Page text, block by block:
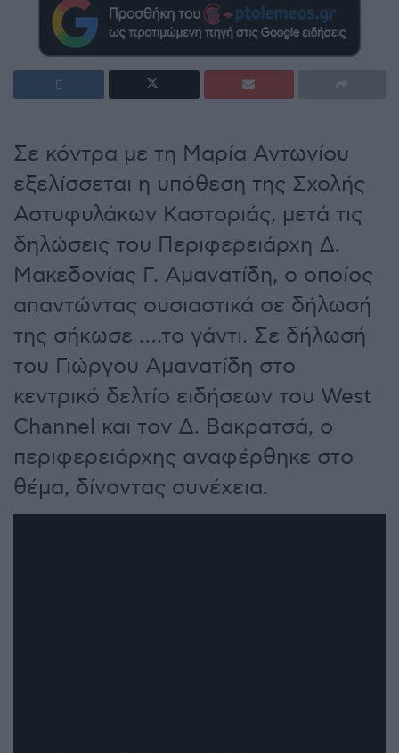
Σε κόντρα με τη Μαρία Αντωνίου
εξελίσσεται η υπόθεση της Σχολής
Αστυφυλάκων Καστοριάς, μετά τις
δηλώσεις του Περιφερειάρχη Δ.
Μακεδονίας Γ. Αμανατίδη, ο οποίος
απαντώντας ουσιαστικά σε δήλωσή
της σήκωσε ….το γάντι. Σε δήλωσή
του Γιώργου Αμανατίδη στο
κεντρικό δελτίο ειδήσεων του West
Channel και τον Δ. Βακρατσά, ο
περιφερειάρχης αναφέρθηκε στο
θέμα, δίνοντας συνέχεια.